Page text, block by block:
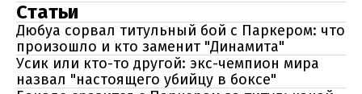
Статьи
Дюбуа сорвал титульный бой с Паркером: что
произошло и кто заменит "Динамита"
Усик или кто-то другой: экс-чемпион мира
назвал "настоящего убийцу в боксе"